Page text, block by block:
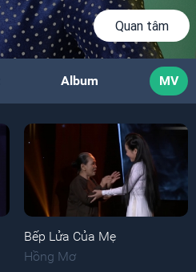
Quan tâm
Album MV
Bếp Lửa Của Mẹ
Hồng Mơ